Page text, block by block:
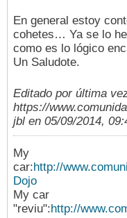
En general estoy
cohetes… Ya se lo
como es lo lógico
Un Saludote.
Editado por última
https://
jbl en 05/09/2014,
My
car:http://
Dojo
My car
"reviu":http://